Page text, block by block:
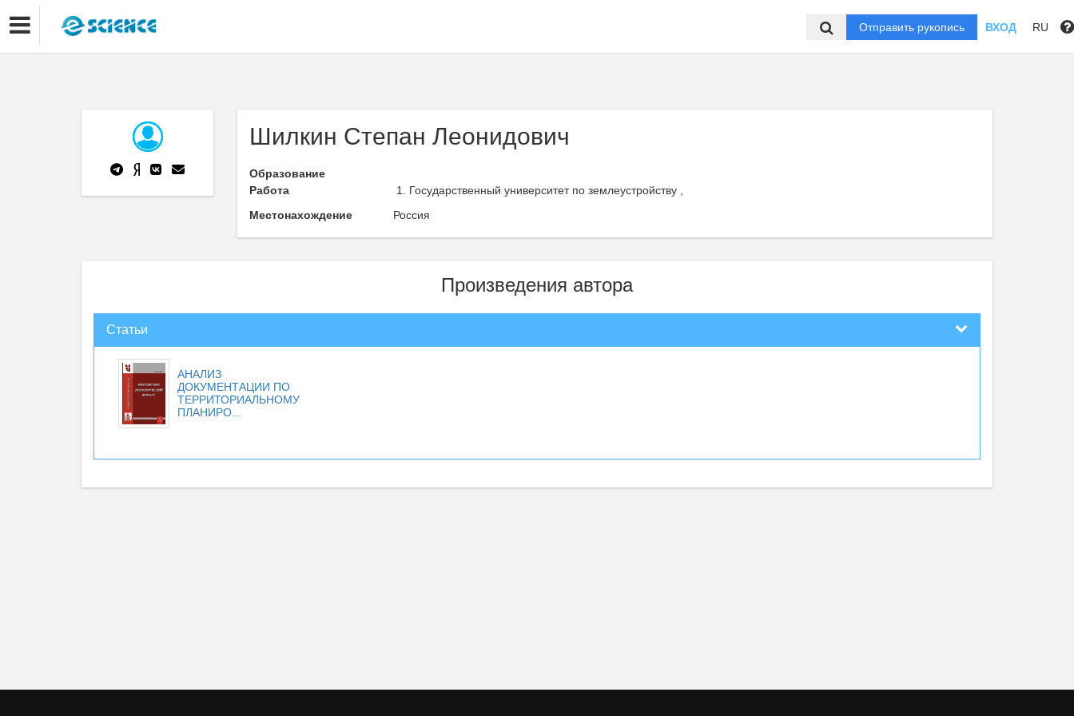
Отправить рукопись ВХОД RU
Шилкин Степан Леонидович
Образование
Работа
Государственный университет по землеустройству ,
Местонахождение
Россия
Произведения автора
Статьи
АНАЛИЗ
ДОКУМЕНТАЦИИ ПО
ТЕРРИТОРИАЛЬНОМУ
ПЛАНИРО...